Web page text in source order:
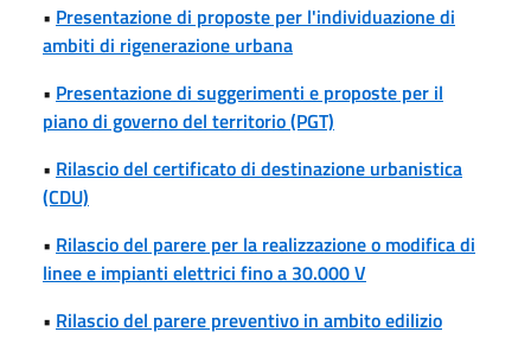
• Presentazione di proposte per l'individuazione di
ambiti di rigenerazione urbana
• Presentazione di suggerimenti e proposte per il
piano di governo del territorio (PGT)
• Rilascio del certificato di destinazione urbanistica
(CDU)
• Rilascio del parere per la realizzazione o modifica di
linee e impianti elettrici fino a 30.000 V
• Rilascio del parere preventivo in ambito edilizio